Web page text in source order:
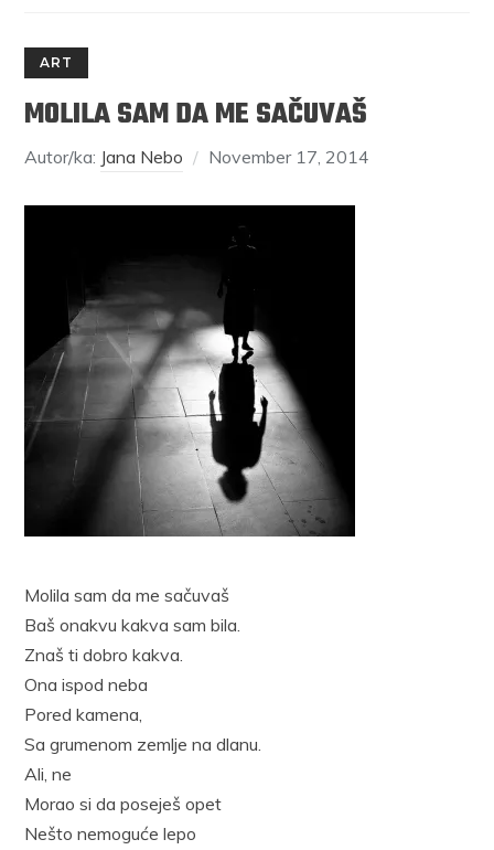
ART
MOLILA SAM DA ME SAČUVAŠ
Autor/ka: Jana Nebo November 17, 2014
Molila sam da me sačuvaš
Baš onakvu kakva sam bila.
Znaš ti dobro kakva.
Ona ispod neba
Pored kamena,
Sa grumenom zemlje na dlanu.
Ali, ne
Morao si da poseješ opet
Nešto nemoguće lepo